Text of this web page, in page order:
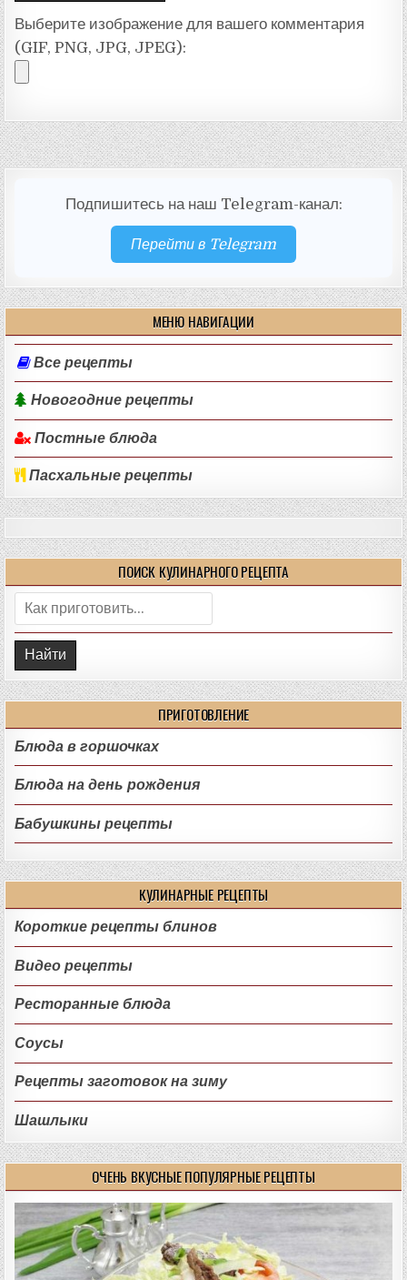
Выберите изображение для вашего комментария
(GIF, PNG, JPG, JPEG):
Подпишитесь на наш Telegram-канал:
Перейти в Telegram
МЕНЮ НАВИГАЦИИ
Все рецепты
Новогодние рецепты
Постные блюда
Пасхальные рецепты
ПОИСК КУЛИНАРНОГО РЕЦЕПТА
Поиск:
ПРИГОТОВЛЕНИЕ
Блюда в горшочках
Блюда на день рождения
Бабушкины рецепты
КУЛИНАРНЫЕ РЕЦЕПТЫ
Короткие рецепты блинов
Видео рецепты
Ресторанные блюда
Соусы
Рецепты заготовок на зиму
Шашлыки
ОЧЕНЬ ВКУСНЫЕ ПОПУЛЯРНЫЕ РЕЦЕПТЫ